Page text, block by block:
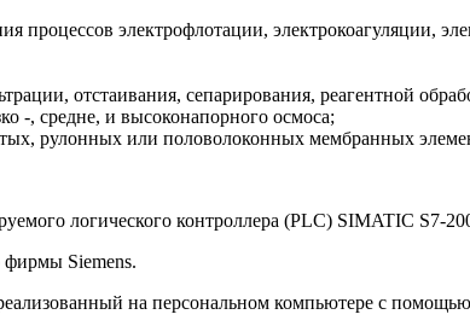
процессов электрофлотации, электрокоагуляции,
отстаивания, сепарирования, реагентной
-, средне, и высоконапорного осмоса;
рулонных или половолоконных мембранных
логического контроллера (PLC) SIMATIC S7-
фирмы Siemens.
на персональном компьютере с